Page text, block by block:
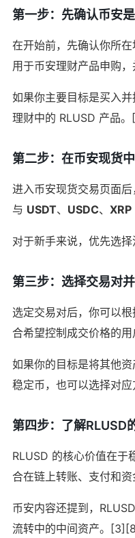
第一步：先确认币安
在开始前，先确认你所
用于币安理财产品申购
如果你主要目标是买入
理财中的 RLUSD 产品。
第二步：在币安现货
进入币安现货交易页面
与 USDT、 USDC、 XRP
对于新手来说，优先选
第三步：选择交易对
选定交易对后，你可以
合希望控制成交价格的用
如果你的目标是将其他
稳定币，也可以选择对
第四步：了解RLUSD
RLUSD 的核心价值在于
合在链上转账、支付和
币安内容还提到，
流转中的中间资产。